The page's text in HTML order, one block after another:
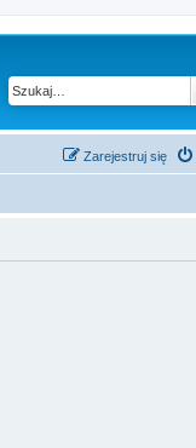
Zarejestruj się